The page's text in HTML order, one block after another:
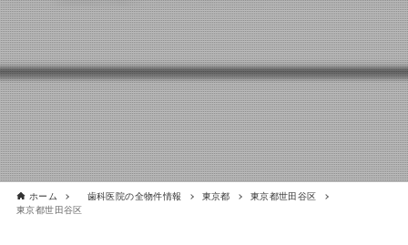
ホーム 歯科医院の全物件情報 東京都
東京都世田谷区
東京都世田谷区